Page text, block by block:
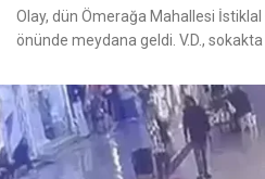
Olay, dün Ömerağa Mahallesi
önünde meydana geldi. V.D.,